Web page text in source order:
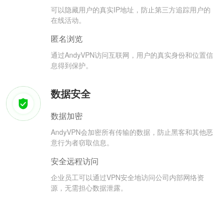
可以隐藏用户的真实IP地址，防止第三方追踪用户的
在线活动。
匿名浏览
通过AndyVPN访问互联网，用户的真实身份和位置信
息得到保护。
数据安全
数据加密
AndyVPN会加密所有传输的数据，防止黑客和其他恶
意行为者窃取信息。
安全远程访问
企业员工可以通过VPN安全地访问公司内部网络资
源，无需担心数据泄露。